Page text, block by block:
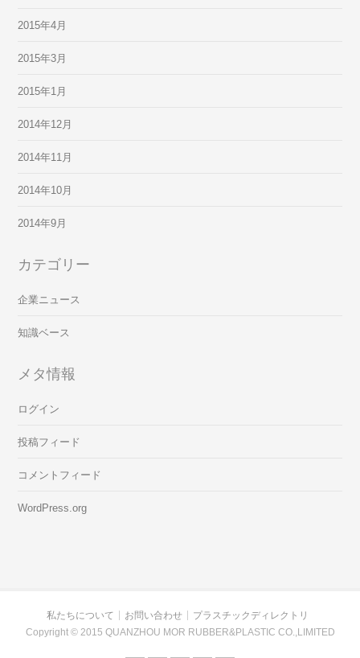
2015年4月
2015年3月
2015年1月
2014年12月
2014年11月
2014年10月
2014年9月
カテゴリー
企業ニュース
知識ベース
メタ情報
ログイン
投稿フィード
コメントフィード
WordPress.org
私たちについて お問い合わせ
プラスチックディレクトリ
Copyright © 2015 QUANZHOU MOR RUBBER&PLASTIC CO.,LIMITED